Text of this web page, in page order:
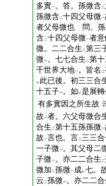
多實一。答。孫微含二
孫微含二十四父母微一
者父母微也 問。孫
含二十四父母微一者
微。二二合生 二第三
微一。七七合生 二第
千世界大地一。皆名 二
レ此已後。初三三合
十五子一。如 レ是展
有多實因之所生故
故一者。六父母微合
合生 二第十五孫孫微一
故一言也。言二三三
一子微一。其父母二
子微一。亦二二合生 二
微加 二孫微一成レ七。
云 二孫微一。亦二二